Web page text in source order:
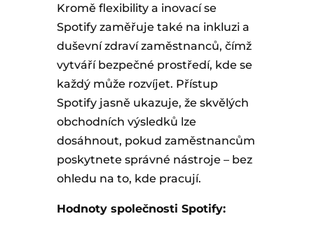
Kromě flexibility a inovací se
Spotify zaměřuje také na inkluzi a
duševní zdraví zaměstnanců, čímž
vytváří bezpečné prostředí, kde se
každý může rozvíjet. Přístup
Spotify jasně ukazuje, že skvělých
obchodních výsledků lze
dosáhnout, pokud zaměstnancům
poskytnete správné nástroje – bez
ohledu na to, kde pracují.
Hodnoty společnosti Spotify: